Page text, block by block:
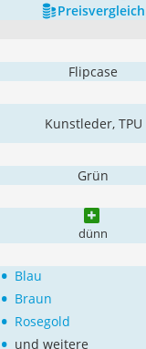
Preis­vergleich
Flipcase
Kunstleder, TPU
Grün
dünn
• Blau
• Braun
• Rosegold
und weitere